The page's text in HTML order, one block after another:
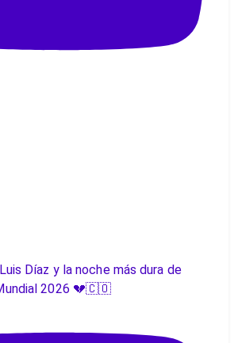
Díaz y la noche más dura de
2026 💔🇨🇴